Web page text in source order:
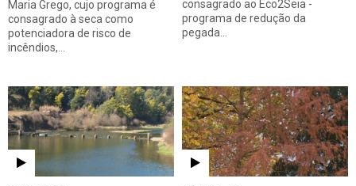
Maria Grego, cujo programa é
consagrado à seca como
potenciadora de risco de
incêndios,…
consagrado ao Eco2Seia -
programa de redução da
pegada…